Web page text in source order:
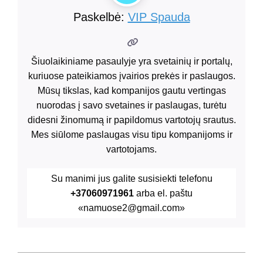
Paskelbė: VIP Spauda
Šiuolaikiniame pasaulyje yra svetainių ir portalų,
kuriuose pateikiamos įvairios prekės ir paslaugos.
Mūsų tikslas, kad kompanijos gautu vertingas
nuorodas į savo svetaines ir paslaugas, turėtu
didesni žinomumą ir papildomus vartotojų srautus.
Mes siūlome paslaugas visu tipu kompanijoms ir
vartotojams.
Su manimi jus galite susisiekti telefonu
+37060971961 arba el. paštu
«namuose2@gmail.com»